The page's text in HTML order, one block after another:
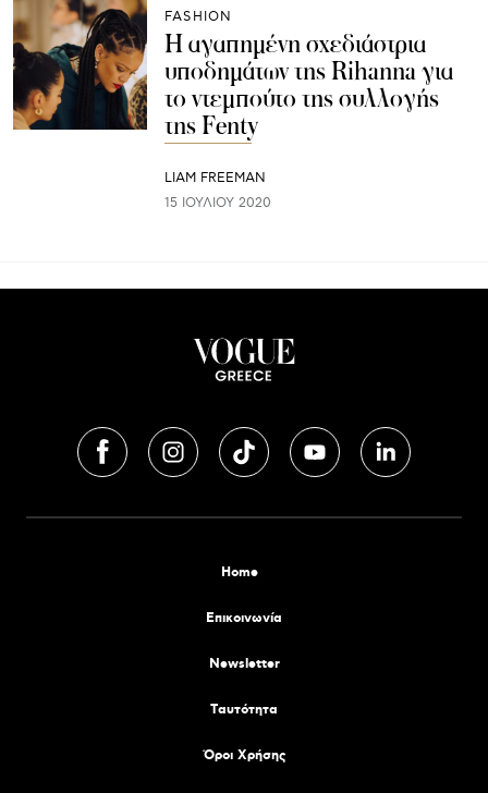
FASHION
Η αγαπημένη σχεδιάστρια
υποδημάτων της Rihanna για
το ντεμπούτο της συλλογής
της Fenty
LIAM FREEMAN
15 ΙΟΥΛΊΟΥ 2020
Home
Επικοινωνία
Newsletter
Tαυτότητα
Όροι Χρήσης